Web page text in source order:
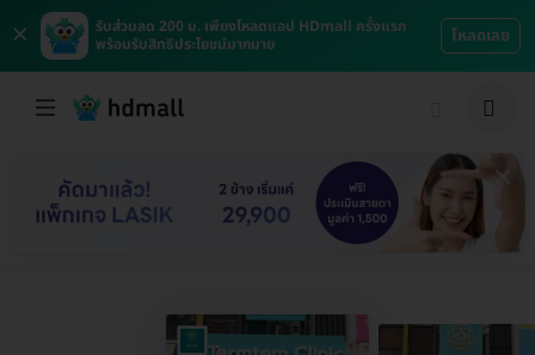
×
รับส่วนลด 200 บ. เพียงโหลดแอป HDmall ครั้งแรก
พร้อมรับสิทธิประโยชน์มากมาย
โหลดเลย